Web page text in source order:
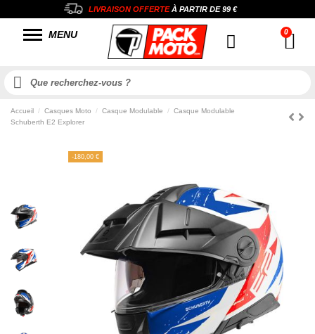
LIVRAISON OFFERTEÀ PARTIR DE99 €
MENU
Accueil Casques Moto Casque Modulable
Casque Modulable
Schuberth E2 Explorer
-180,00 €